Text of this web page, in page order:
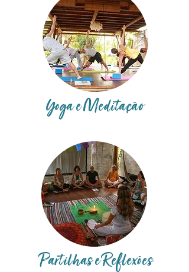
Yoga eMeditação
Partilhas e Reflexões